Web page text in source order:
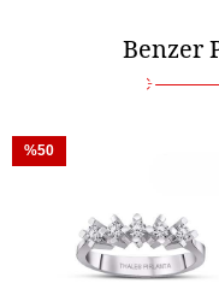
Benzer
%50